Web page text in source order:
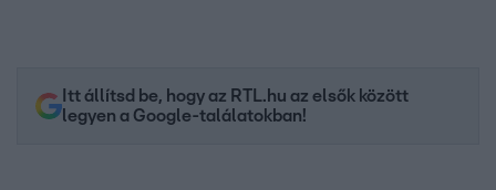
Itt állítsd be, hogy az RTL.hu az elsők között
legyen a Google-találatokban!